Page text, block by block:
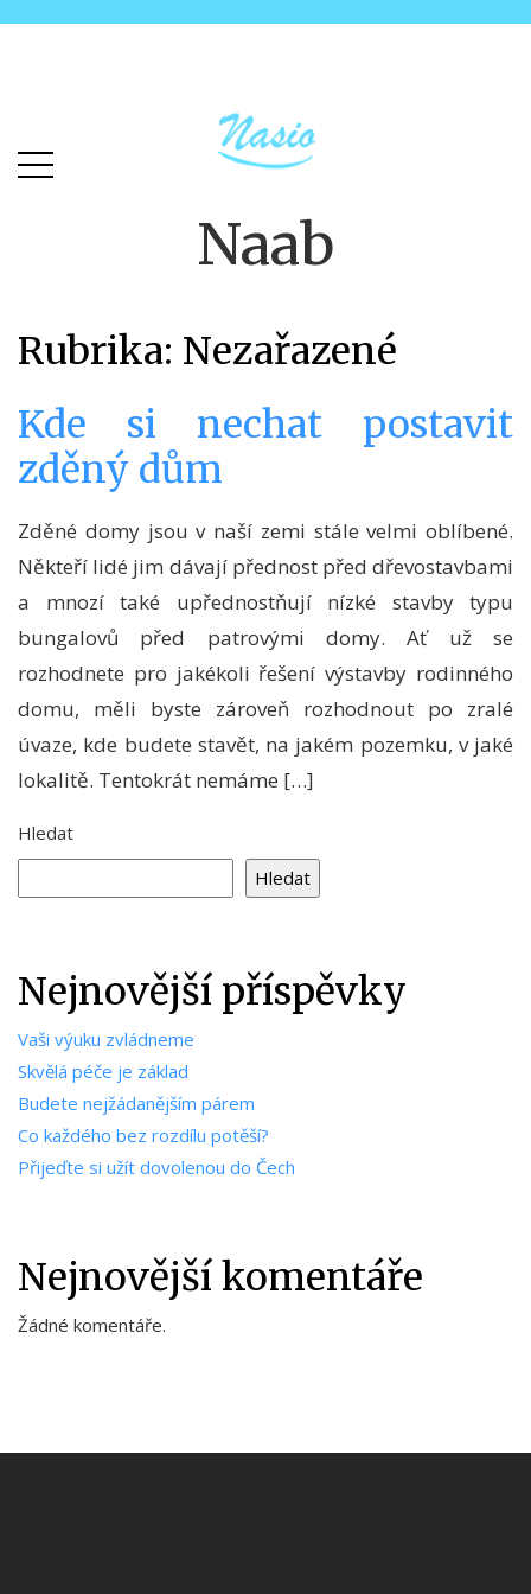
Naab
Rubrika: Nezařazené
Kde si nechat postavit
zděný dům
Zděné domy jsou v naší zemi stále velmi oblíbené.
Někteří lidé jim dávají přednost před dřevostavbami
a mnozí také upřednostňují nízké stavby typu
bungalovů před patrovými domy. Ať už se
rozhodnete pro jakékoli řešení výstavby rodinného
domu, měli byste zároveň rozhodnout po zralé
úvaze, kde budete stavět, na jakém pozemku, v jaké
lokalitě. Tentokrát nemáme […]
Hledat
Hledat
Nejnovější příspěvky
Vaši výuku zvládneme
Skvělá péče je základ
Budete nejžádanějším párem
Co každého bez rozdílu potěší?
Přijeďte si užít dovolenou do Čech
Nejnovější komentáře
Žádné komentáře.